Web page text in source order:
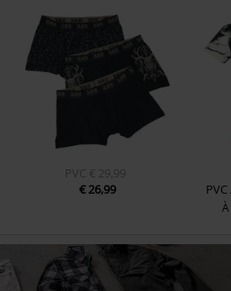
PVC € 29,99
€ 26,99
PVC